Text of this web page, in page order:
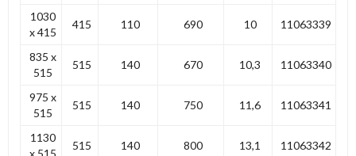
1030
x 415
415 110 690 10 11063339
835 x
515
515 140 670 10,3 11063340
975 x
515
515 140 750 11,6 11063341
1130
515 140 800 13,1 11063342